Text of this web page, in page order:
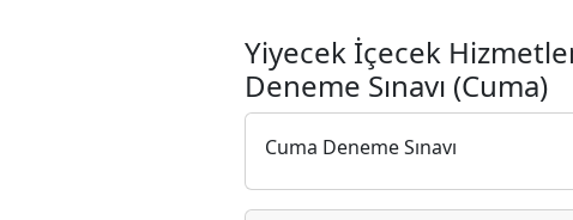
Yiyecek İçecek
Deneme Sınavı (Cuma)
Cuma Deneme Sınavı